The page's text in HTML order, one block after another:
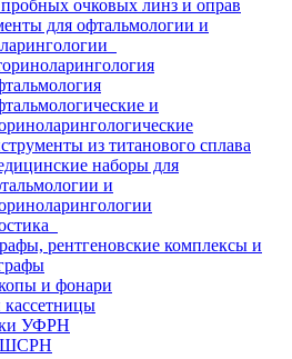
очковых линз и оправ
для офтальмологии и
и
из титанового сплава
наборы для
и
рентгеновские комплексы и
и фонари
УФРН